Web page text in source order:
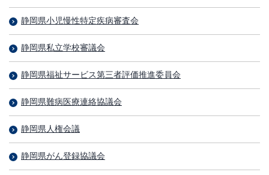
静岡県小児慢性特定疾病審査会
静岡県私立学校審議会
静岡県福祉サービス第三者評価推進委員会
静岡県難病医療連絡協議会
静岡県人権会議
静岡県がん登録協議会